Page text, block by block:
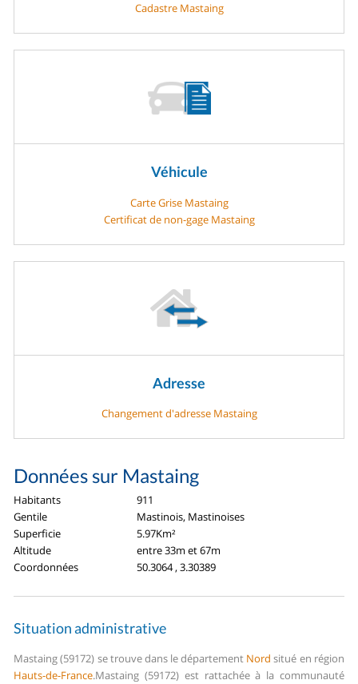
Cadastre Mastaing
Véhicule
Carte Grise Mastaing
Certificat de non-gage Mastaing
Adresse
Changement d'adresse Mastaing
Données sur Mastaing
Habitants
911
Gentile
Mastinois, Mastinoises
Superficie
5.97Km²
Altitude
entre 33m et 67m
Coordonnées
50.3064 , 3.30389
Situation administrative
Mastaing (59172) se trouve dans le département Nord situé en région
Hauts-de-France.Mastaing (59172) est rattachée à la communauté